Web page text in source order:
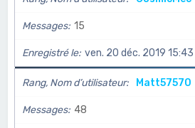
Messages 15
Enregistré le ven. 20 déc. 2019 15:43
Rang, Nom d’utilisateur Matt57570
Messages 48